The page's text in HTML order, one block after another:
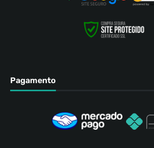
Pagamento